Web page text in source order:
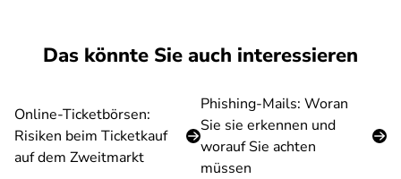
Das könnte Sie auch interessieren
Online-Ticketbörsen:
Risiken beim Ticketkauf
auf dem Zweitmarkt
Phishing-Mails: Woran
Sie sie erkennen und
worauf Sie achten
müssen